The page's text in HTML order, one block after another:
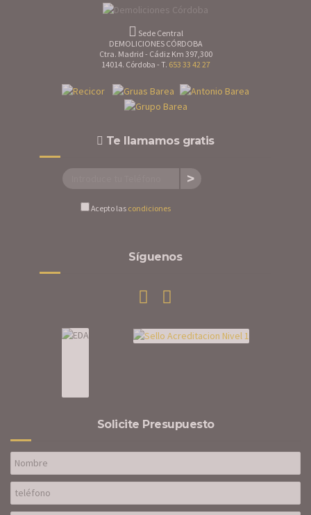
Sede Central
DEMOLICIONES CÓRDOBA
Ctra. Madrid - Cádiz Km 397,300
14014. Córdoba - T. 653 33 42 27
Te llamamos gratis
Acepto las condiciones
Síguenos
Solicite Presupuesto